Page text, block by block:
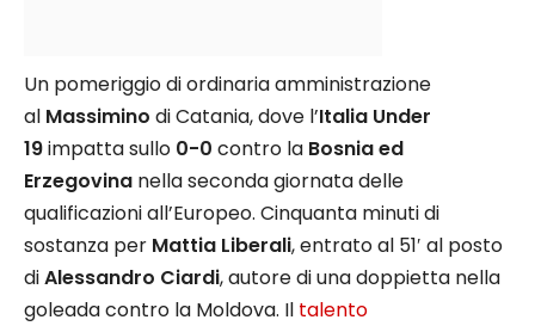
Un pomeriggio di ordinaria amministrazione
al Massimino di Catania, dove l’Italia Under
19impatta sullo 0-0 contro la Bosnia ed
Erzegovina nella seconda giornata delle
qualificazioni all’Europeo. Cinquanta minuti di
sostanza per Mattia Liberali, entrato al 51′ al posto
diAlessandro Ciardi, autore di una doppietta nella
goleada contro la Moldova. Il talento